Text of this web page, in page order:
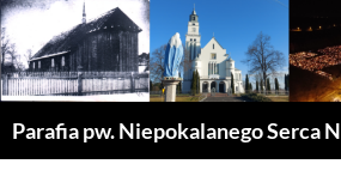
Parafia pw. Niepokalanego Serca